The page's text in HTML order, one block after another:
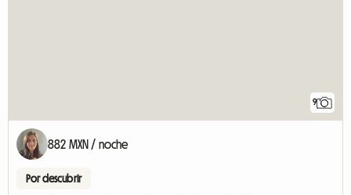
9
882 MXN / noche
Por descubrir